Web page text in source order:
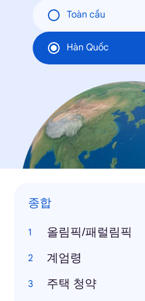
Toàn cầu
Hàn Quốc
종합
올림픽/패럴림픽
계엄령
주택 청약